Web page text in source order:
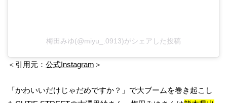
梅田みゆ(@miyu_.0913)がシェアした投稿
＜引用元： 公式Instagram ＞
「かわいいだけじゃだめですか？」で大ブームを巻き起こし